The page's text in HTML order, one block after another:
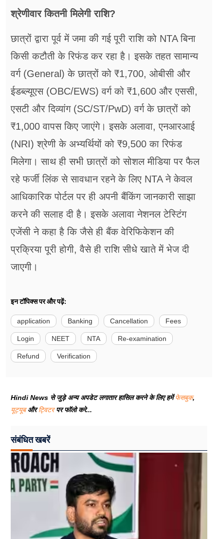
श्रेणीवार कितनी मिलेगी राशि?
छात्रों द्वारा पूर्व में जमा की गई पूरी राशि को NTA बिना
किसी कटौती के रिफंड कर रहा है। इसके तहत सामान्य
वर्ग (General) के छात्रों को ₹1,700, ओबीसी और
ईडब्ल्यूएस (OBC/EWS) वर्ग को ₹1,600 और एससी,
एसटी और दिव्यांग (SC/ST/PwD) वर्ग के छात्रों को
₹1,000 वापस किए जाएंगे। इसके अलावा, एनआरआई
(NRI) श्रेणी के अभ्यर्थियों को ₹9,500 का रिफंड
मिलेगा। साथ ही सभी छात्रों को सोशल मीडिया पर फैल
रहे फर्जी लिंक से सावधान रहने के लिए NTA ने केवल
आधिकारिक पोर्टल पर ही अपनी बैंकिंग जानकारी साझा
करने की सलाह दी है। इसके अलावा नेशनल टेस्टिंग
एजेंसी ने कहा है कि जैसे ही बैंक वेरिफिकेशन की
प्रक्रिया पूरी होगी, वैसे ही राशि सीधे खाते में भेज दी
जाएगी।
इन टॉपिक्स पर और पढ़ें:
application Banking Cancellation Fees
Login NEET NTA Re-examination
Refund Verification
Hindi News से जुड़े अन्य अपडेट लगातार हासिल करने के लिए हमेंफेसबुक,
यूट्यूबऔरट्विटरपर फॉलो करे...
संबंधित खबरें